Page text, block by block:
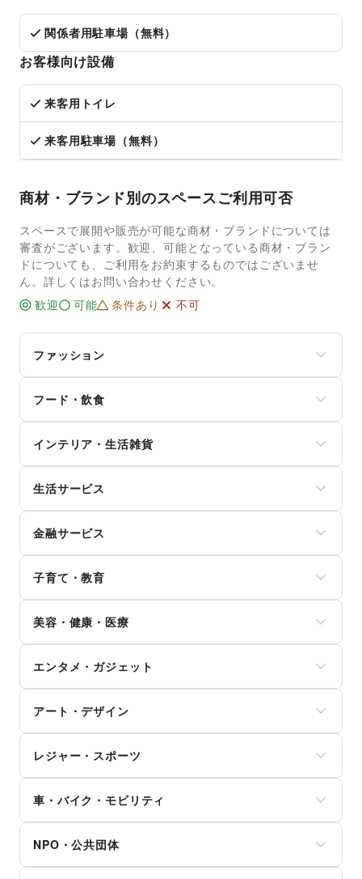
関係者用駐車場（無料）
お客様向け設備
来客用トイレ
来客用駐車場（無料）
商材・ブランド別のスペースご利用可否
スペースで展開や販売が可能な商材・ブランドについては
審査がございます。歓迎、可能となっている商材・ブラン
ドについても、ご利用をお約束するものではございませ
ん。詳しくはお問い合わせください。
歓迎
可能 条件あり 不可
ファッション
レディースファッション
ユニセックス
インナー・ルームウェア
キッズ・ベビー・マタニティ
スポーツ
シーズナルウェア
腕時計
靴
バッグ・革小物
ファッション雑貨
和服・着物
古着
その他ファッション
フード・飲食
和菓子
パン
お弁当・惣菜
軽食・ホットスナック
コーヒー・紅茶
その他飲料
食材・調味料
物産展・マルシェ
キッチンカー・移動販売
野菜・果物・生鮮食品
その他フード・飲食
インテリア・生活雑貨
寝具・ベッド
家具・家電
キッチン雑貨・調理器具
掃除用品・生活便利品
文房具
手芸・ハンドメイド
花・盆栽・ドライフラワー
犬・猫・ペット
日用雑貨
食器・陶磁器
その他インテリア・生活雑貨
生活サービス
インターネット・プロバイダ
電気・ガス
ウォーターサーバー
ハウスクリーニング・家事代行
定期宅配
リサイクル雑貨・古本
冠婚葬祭
資格・習い事
リフォーム
住宅（購入・賃貸）
たばこ
修理・メンテナンス
就職・転職・求人
金融サービス
保険
銀行
住宅ローン
証券・FX
不動産投資
その他金融サービス
子育て・教育
ランドセル
学習教材・通信教育
子供向け教室・レッスン
塾・家庭教師
おもちゃ・絵本
その他子育て・教育
美容・健康・医療
ダイエット・健康グッズ
美容・コスメ・香水
ヘアケア・シャンプー
美容家電
ヘアサロン・ネイルサロン
マッサージ・整体
女性用品・フェムテック
コンタクトレンズ
医療・医薬品
その他美容・健康
エンタメ・ガジェット
スマホアクセサリー
ガジェット
ゲーム
アニメ
コミック・マンガ
アイドル・芸能人
CD・DVD・本・雑誌
Webメディア・アプリ
アート・デザイン
写真・イラストレーション
立体作品・彫刻
その他アート・デザイン
レジャー・スポーツ
キャンプ・アウトドア
野球
サッカー
バスケットボール
ゴルフ
車・バイク・モビリティ
バイク・オートバイ
自転車・ロードバイク
NPO・公共団体